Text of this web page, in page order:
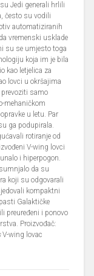
Jedi generali hrlili
često su vodili
automatiziranih
vremenski usklade
su se umjesto toga
koja im je bila
kao letjelica za
lovci u okršajima
samo
mehaničkom
u letu. Par
ga podupirala.
rotiranje od
V-wing lovci
i hiperpogon.
da su
koji su odgovarali
kompaktni
Galaktičke
preuređeni i ponovo
Proizvođač:
V-wing lovac